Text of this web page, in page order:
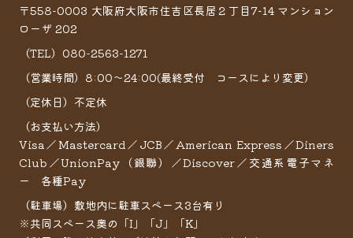
〒558-0003 大阪府大阪市住吉区長居２丁目7−14 マンション
ローザ 202
（TEL）080-2563-1271
（営業時間）8:00～24:00(最終受付 コースにより変更）
（定休日）不定休
（お支払い方法）
Visa／Mastercard／JCB／American Express／Diners
Club／UnionPay（銀聯）／Discover／交通系電子マネ
ー 各種Pay
（駐車場）敷地内に駐車スペース3台有り
※共同スペース奥の「I」「J」「K」